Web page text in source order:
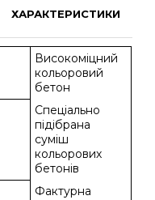
ХАРАКТЕРИСТИКИ
Високоміцний
кольоровий
бетон
Спеціально
підібрана
суміш
кольорових
бетонів
Фактурна